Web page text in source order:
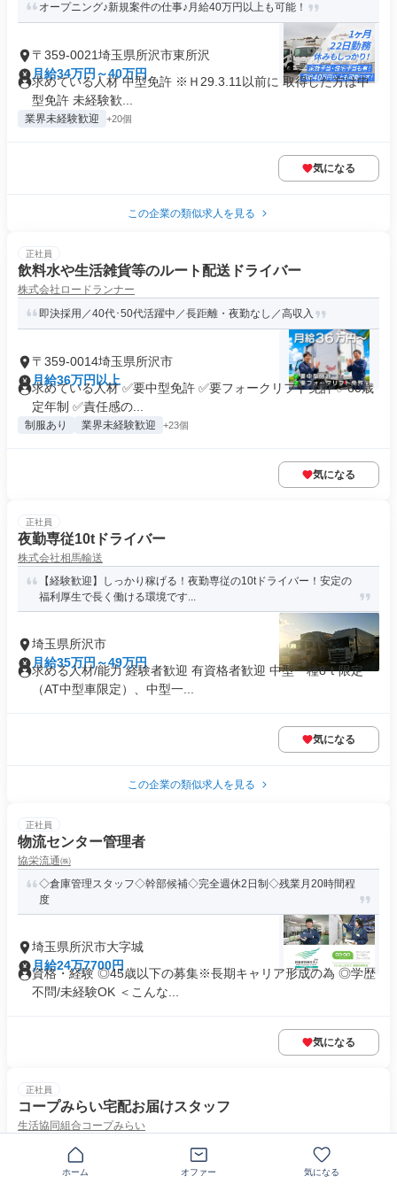
オープニング♪新規案件の仕事♪月給40万円以上も可能！
〒359-0021埼玉県所沢市東所沢
月給34万円～40万円
求めている人材 中型免許 ※Ｈ29.3.11以前に 取得した方は中
型免許 未経験歓...
業界未経験歓迎 +20個
気になる
この企業の類似求人を見る
正社員
飲料水や生活雑貨等のルート配送ドライバー
株式会社ロードランナー
即決採用／40代･50代活躍中／長距離・夜勤なし／高収入
〒359-0014埼玉県所沢市
月給36万円以上
求めている人材 ✅要中型免許 ✅要フォークリフト免許 ✅60歳
定年制 ✅責任感の...
制服あり 業界未経験歓迎 +23個
気になる
正社員
夜勤専従10tドライバー
株式会社相馬輸送
【経験歓迎】しっかり稼げる！夜勤専従の10tドライバー！安定の
福利厚生で長く働ける環境です...
埼玉県所沢市
月給35万円～49万円
求める人材/能力 経験者歓迎 有資格者歓迎 中型一種8ｔ限定
（AT中型車限定）、中型一...
気になる
この企業の類似求人を見る
正社員
物流センター管理者
協栄流通㈱
◇倉庫管理スタッフ◇幹部候補◇完全週休2日制◇残業月20時間程
度
埼玉県所沢市大字城
月給24万7700円
資格・経験 ◎45歳以下の募集※長期キャリア形成の為 ◎学歴
不問/未経験OK ＜こんな...
気になる
正社員
コープみらい宅配お届けスタッフ
生活協同組合コープみらい
完全週休2日制・土日休み/無理なく、長く続けられる正社員
ホーム オファー 気になる